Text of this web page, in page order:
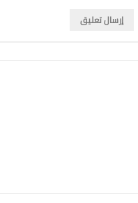
إرسال تعليق